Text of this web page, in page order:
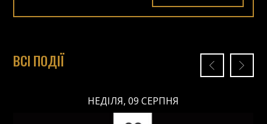
ВСІ ПОДІЇ
НЕДІЛЯ, 09 СЕРПНЯ